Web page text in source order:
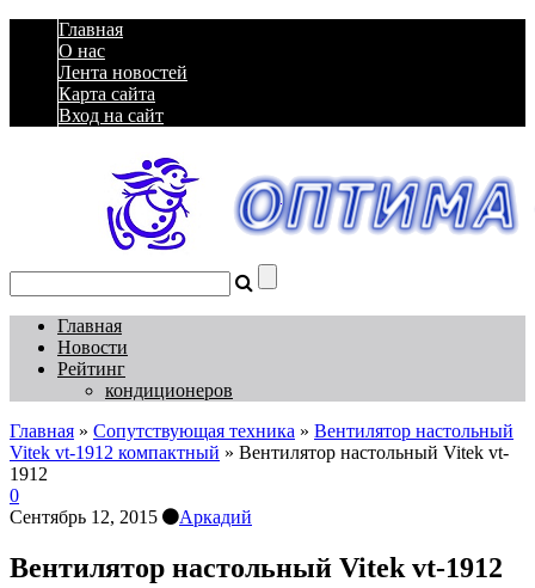
Главная
О нас
Лента новостей
Карта сайта
Вход на сайт
Главная
Новости
Рейтинг
кондиционеров
Главная » Сопутствующая техника » Вентилятор настольный
Vitek vt-1912 компактный » Вентилятор настольный Vitek vt-
1912
0
Сентябрь 12, 2015
Аркадий
Вентилятор настольный Vitek vt-1912